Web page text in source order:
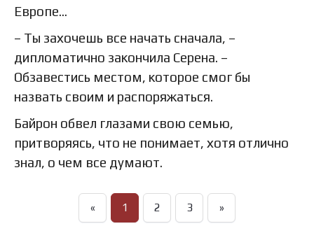
Европе…
– Ты захочешь все начать сначала, –
дипломатично закончила Серена. –
Обзавестись местом, которое смог бы
назвать своим и распоряжаться.
Байрон обвел глазами свою семью,
притворяясь, что не понимает, хотя отлично
знал, о чем все думают.
« 1 2 3 »